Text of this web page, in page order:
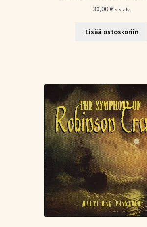
30,00€ sis. alv.
Lisää ostoskoriin